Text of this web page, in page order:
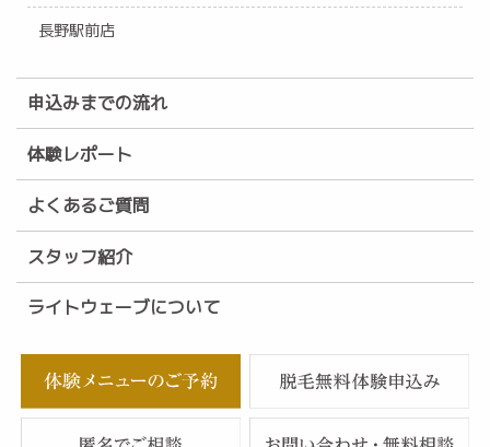
長野駅前店
申込みまでの流れ
体験レポート
よくあるご質問
スタッフ紹介
ライトウェーブについて